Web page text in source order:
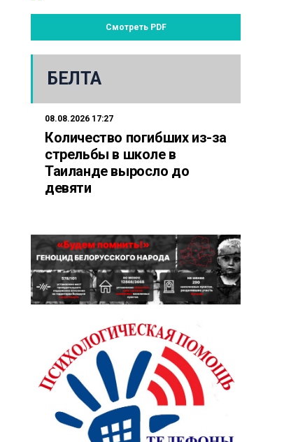
Смотреть PDF
БЕЛТА
08.08.2026 17:27
Количество погибших из-за
стрельбы в школе в
Таиланде выросло до
девяти